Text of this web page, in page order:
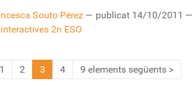
Souto Pérez — publicat 14/10/2011 —
2n ESO
1 2 3 4 9 elements següents